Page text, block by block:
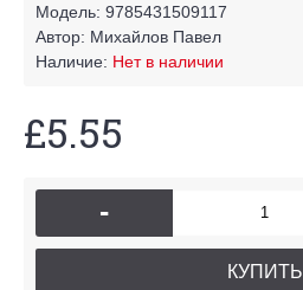
Модель: 9785431509117
Автор: Михайлов Павел
Наличие: Нет в наличии
£5.55
-
КУПИТЬ